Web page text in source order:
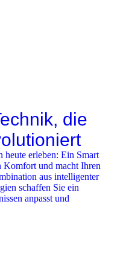
die
heute erleben: Ein Smart
Komfort und macht Ihren
aus intelligenter
schaffen Sie ein
anpasst und